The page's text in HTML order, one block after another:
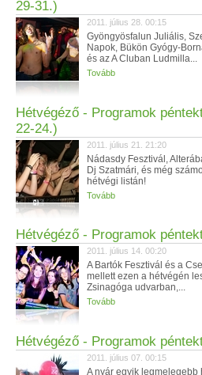
29-31.)
2011. július 28. 00:15
Gyöngyösfalun Juliális,
Napok, Bükön Gyógy-
és az A Cluban Ludmilla...
Tovább
Hétvégéző - Programok
22-24.)
2011. július 21. 21:20
Nádasdy Fesztivál,
Dj Szatmári, és még
hétvégi listán!
Tovább
Hétvégéző - Programok
2011. július 14. 00:20
A Bartók Fesztivál és a
mellett ezen a hétvégén
Zsinagóga udvarban,...
Tovább
Hétvégéző - Programok
2011. július 07. 00:15
A nyár egyik